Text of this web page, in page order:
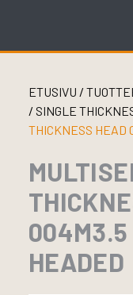
ETUSIVU /
/ SINGLE
THICKNESS HEAD
004M3.5
HEADED